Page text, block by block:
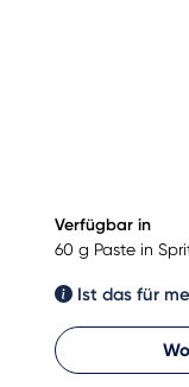
Verfügbar in
60 g Paste in
Ist das für